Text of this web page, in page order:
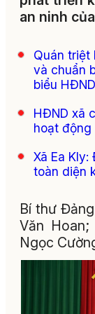
an ninh
Quán triệt
và chuẩn
biểu
HĐND xã
hoạt động
Xã Ea
toàn diện
Bí thư
Văn
Ngọc